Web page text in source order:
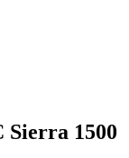
Sierra 1500